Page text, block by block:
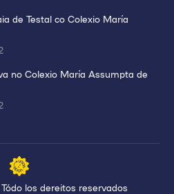
de Testal co Colexio María
no Colexio María Assumpta de
los dereitos reservados